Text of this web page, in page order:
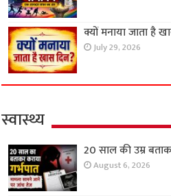
क्यों मनाया जाता है
July 29, 2026
स्वास्थ्य
20 साल की उम्र
August 6, 2026